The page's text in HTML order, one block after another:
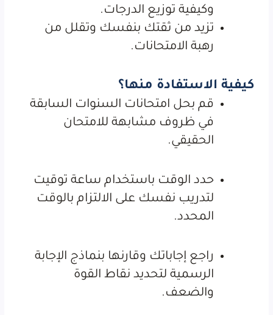
وكيفية توزيع الدرجات.
تزيد من ثقتك بنفسك وتقلل من
رهبة الامتحانات.
كيفية الاستفادة منها؟
قم بحل امتحانات السنوات السابقة
في ظروف مشابهة للامتحان
الحقيقي.
حدد الوقت باستخدام ساعة توقيت
لتدريب نفسك على الالتزام بالوقت
المحدد.
راجع إجاباتك وقارنها بنماذج الإجابة
الرسمية لتحديد نقاط القوة
والضعف.